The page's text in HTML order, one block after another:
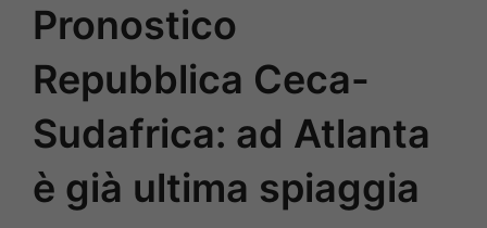
Pronostico
Repubblica Ceca-
Sudafrica: ad Atlanta
è già ultima spiaggia